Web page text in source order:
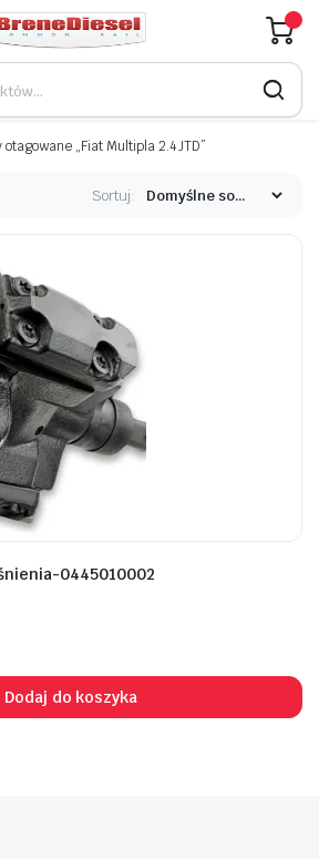
otagowane „Fiat Multipla 2.4 JTD”
Sortuj:
0445010002
Dodaj do koszyka